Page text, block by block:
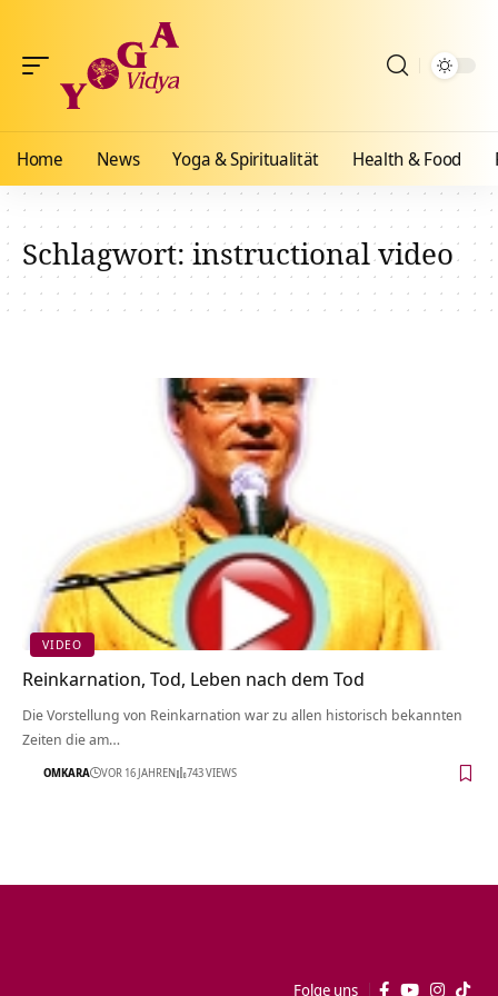
Home News Yoga & Spiritualität Health & Food
Schlagwort:instructional video
VIDEO
Reinkarnation, Tod, Leben nach dem Tod
Die Vorstellung von Reinkarnation war zu allen historisch bekannten
Zeiten die am…
OMKARA VOR 16 JAHREN 743 VIEWS
Folge uns